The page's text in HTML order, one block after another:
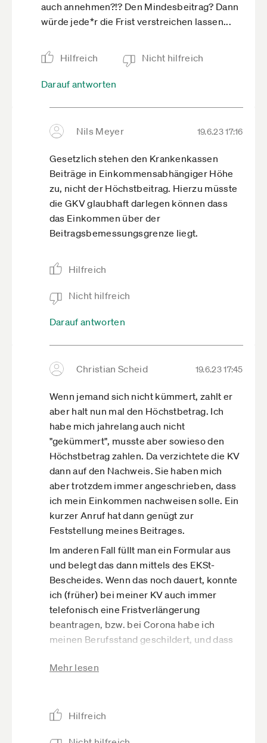
auch annehmen?!? Den Mindesbeitrag? Dann
würde jede*r die Frist verstreichen lassen...
Hilfreich Nicht hilfreich
Darauf antworten
Nils Meyer 19.6.23 17:16
Gesetzlich stehen den Krankenkassen
Beiträge in Einkommensabhängiger Höhe
zu, nicht der Höchstbeitrag. Hierzu müsste
die GKV glaubhaft darlegen können dass
das Einkommen über der
Beitragsbemessungsgrenze liegt.
Hilfreich
Nicht hilfreich
Darauf antworten
Christian Scheid 19.6.23 17:45
Wenn jemand sich nicht kümmert, zahlt er
aber halt nun mal den Höchstbetrag. Ich
habe mich jahrelang auch nicht
"gekümmert", musste aber sowieso den
Höchstbetrag zahlen. Da verzichtete die KV
dann auf den Nachweis. Sie haben mich
aber trotzdem immer angeschrieben, dass
ich mein Einkommen nachweisen solle. Ein
kurzer Anruf hat dann genügt zur
Feststellung meines Beitrages.
Im anderen Fall füllt man ein Formular aus
und belegt das dann mittels des EKSt-
Bescheides. Wenn das noch dauert, konnte
ich (früher) bei meiner KV auch immer
telefonisch eine Fristverlängerung
beantragen, bzw. bei Corona habe ich
meinen Berufsstand geschildert, und dass
absehbare Zeit haben werde. Da wurde mir
habe ich dann Ende 2022 erhalten; und
Mehr lesen
Hilfreich